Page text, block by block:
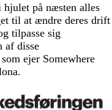
på næsten alles
til at ændre deres drift
tilpasse sig
af disse
ejer Somewhere